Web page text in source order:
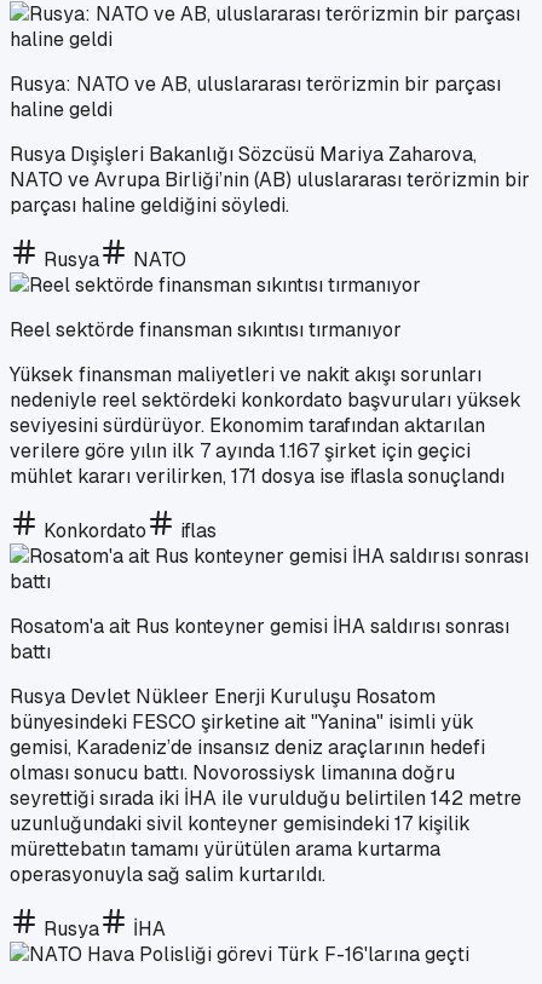
Rusya: NATO ve AB, uluslararası terörizmin bir parçası
haline geldi
Rusya Dışişleri Bakanlığı Sözcüsü Mariya Zaharova,
NATO ve Avrupa Birliği’nin (AB) uluslararası terörizmin bir
parçası haline geldiğini söyledi.
Rusya NATO
Reel sektörde finansman sıkıntısı tırmanıyor
Yüksek finansman maliyetleri ve nakit akışı sorunları
nedeniyle reel sektördeki konkordato başvuruları yüksek
seviyesini sürdürüyor. Ekonomim tarafından aktarılan
verilere göre yılın ilk 7 ayında 1.167 şirket için geçici
mühlet kararı verilirken, 171 dosya ise iflasla sonuçlandı
Konkordato iflas
Rosatom'a ait Rus konteyner gemisi İHA saldırısı sonrası
battı
Rusya Devlet Nükleer Enerji Kuruluşu Rosatom
bünyesindeki FESCO şirketine ait "Yanina" isimli yük
gemisi, Karadeniz’de insansız deniz araçlarının hedefi
olması sonucu battı. Novorossiysk limanına doğru
seyrettiği sırada iki İHA ile vurulduğu belirtilen 142 metre
uzunluğundaki sivil konteyner gemisindeki 17 kişilik
mürettebatın tamamı yürütülen arama kurtarma
operasyonuyla sağ salim kurtarıldı.
Rusya İHA